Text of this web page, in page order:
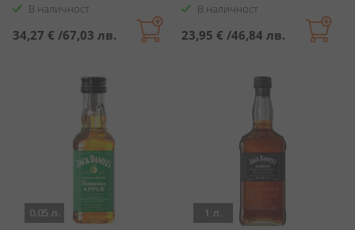
В наличност
34,27 € /67,03 лв.
В наличност
23,95 € /46,84 лв.
0.05 л. 1 л.